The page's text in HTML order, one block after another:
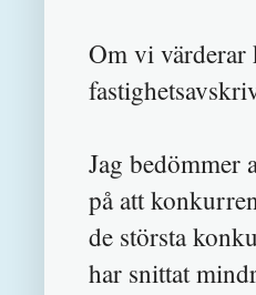
Om vi värderar
Jag bedömmer
på att
de största
har snittat